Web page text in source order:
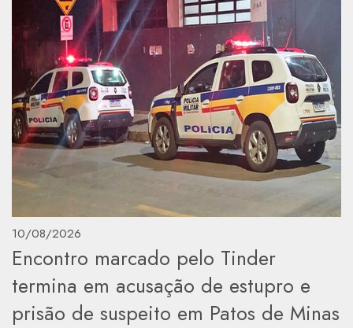
10/08/2026
Encontro marcado pelo Tinder
termina em acusação de estupro e
prisão de suspeito em Patos de Minas